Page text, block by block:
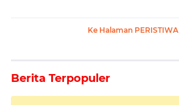
Ke Halaman PERISTIWA
Berita Terpopuler